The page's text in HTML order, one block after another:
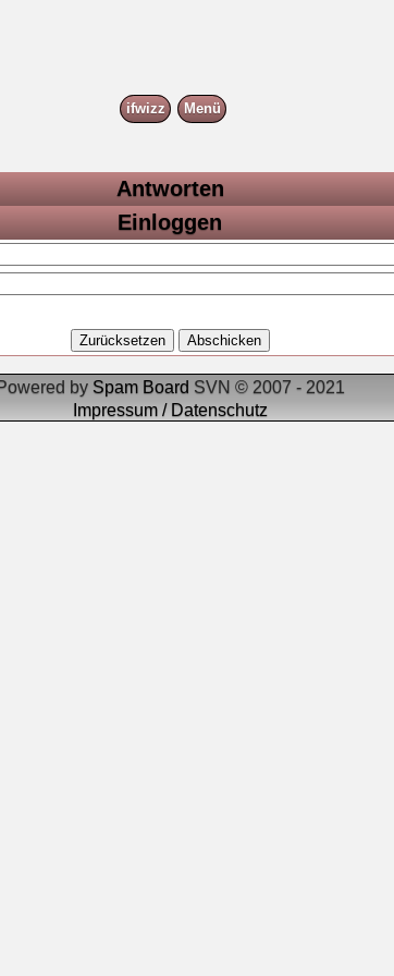
ifwizz Menü
Antworten
Einloggen
Powered by Spam Board SVN © 2007 - 2021
Impressum / Datenschutz